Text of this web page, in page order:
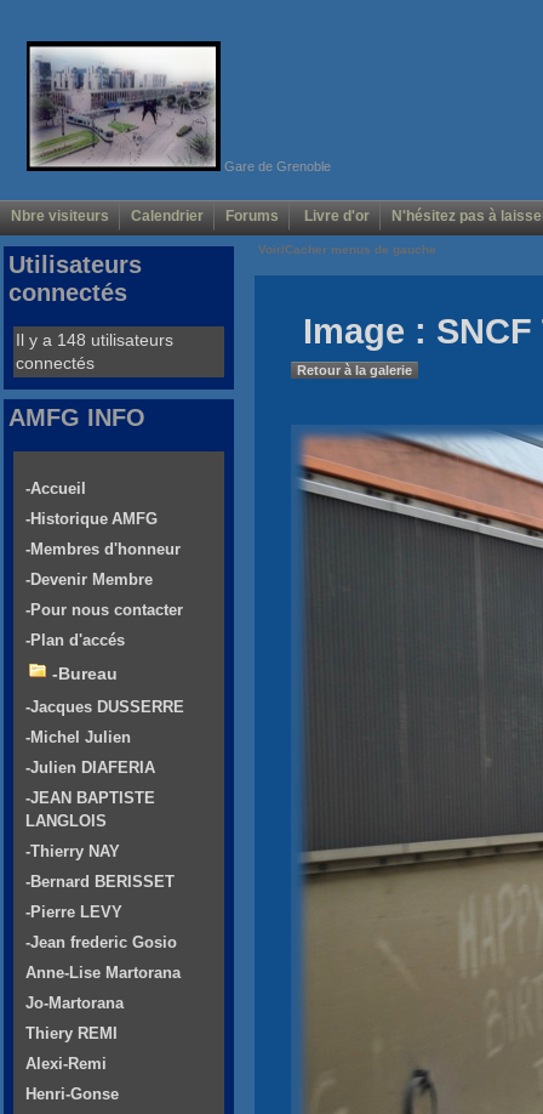
Gare de Grenoble
Nbre visiteurs Calendrier Forums Livre d'or N'hésitez pas à
Voir/Cacher menus de gauche
Image :
Retour à la galerie
Utilisateurs
connectés
Il y a 148 utilisateurs
connectés
AMFG INFO
-Accueil
-Historique AMFG
-Membres d'honneur
-Devenir Membre
-Pour nous contacter
-Plan d'accés
-Bureau
-Jacques DUSSERRE
-Michel Julien
-Julien DIAFERIA
-JEAN BAPTISTE
LANGLOIS
-Thierry NAY
-Bernard BERISSET
-Pierre LEVY
-Jean frederic Gosio
Anne-Lise Martorana
Jo-Martorana
Thiery REMI
Alexi-Remi
Henri-Gonse